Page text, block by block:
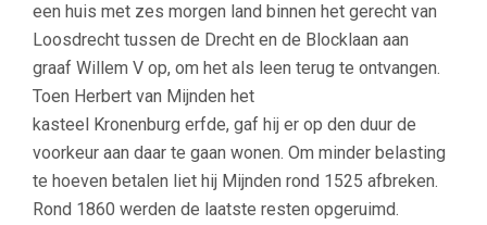
een huis met zes morgen land binnen het gerecht van
Loosdrecht tussen de Drecht en de Blocklaan aan
graaf Willem V op, om het als leen terug te ontvangen.
Toen Herbert van Mijnden het
kasteel Kronenburg erfde, gaf hij er op den duur de
voorkeur aan daar te gaan wonen. Om minder belasting
te hoeven betalen liet hij Mijnden rond 1525 afbreken.
Rond 1860 werden de laatste resten opgeruimd.